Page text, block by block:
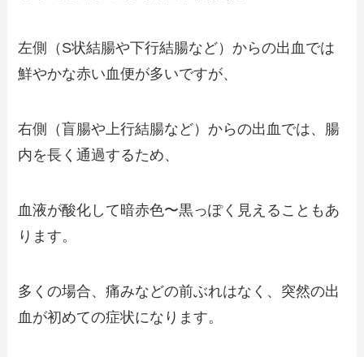
左側（S状結腸や下行結腸など）からの出血では
鮮やかな赤い血便が多いですが、
右側（盲腸や上行結腸など）からの出血では、腸
内を長く通過するため、
血液が酸化して暗赤色〜黒っぽく見えることもあ
ります。
多くの場合、痛みなどの前ぶれはなく、突然の出
血が初めての症状になります。